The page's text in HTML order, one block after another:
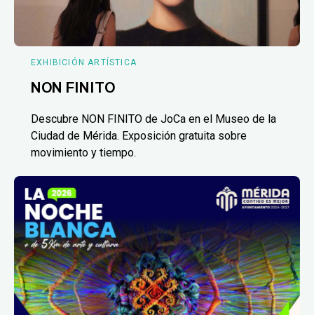
EXHIBICIÓN ARTÍSTICA
NON FINITO
Descubre NON FINITO de JoCa en el Museo de la
Ciudad de Mérida. Exposición gratuita sobre
movimiento y tiempo.